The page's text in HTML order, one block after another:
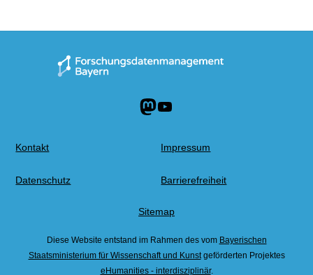
Mastodon
YouTube
Kontakt Impressum
Datenschutz Barrierefreiheit
Sitemap
Diese Website entstand im Rahmen des vom Bayerischen
Staatsministerium für Wissenschaft und Kunstgeförderten Projektes
eHumanities - interdisziplinär.